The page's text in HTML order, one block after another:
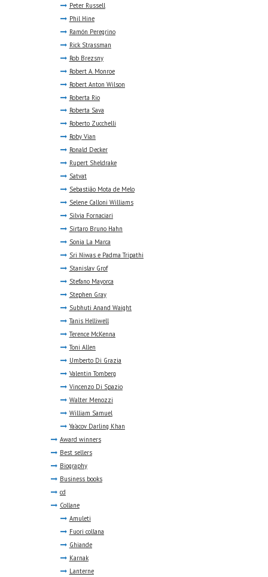
Peter Russell
Phil Hine
Ramón Peregrino
Rick Strassman
Rob Brezsny
Robert A. Monroe
Robert Anton Wilson
Roberta Rio
Roberta Sava
Roberto Zucchelli
Roby Vian
Ronald Decker
Rupert Sheldrake
Satvat
Sebastião Mota de Melo
Selene Calloni Williams
Silvia Fornaciari
Sirtaro Bruno Hahn
Sonia La Marca
Sri Niwas e Padma Tripathi
Stanislav Grof
Stefano Mayorca
Stephen Gray
Subhuti Anand Waight
Tanis Helliwell
Terence McKenna
Toni Allen
Umberto Di Grazia
Valentin Tomberg
Vincenzo Di Spazio
Walter Menozzi
William Samuel
Ya'acov Darling Khan
Award winners
Best sellers
Biography
Business books
cd
Collane
Amuleti
Fuori collana
Ghiande
Karnak
Lanterne